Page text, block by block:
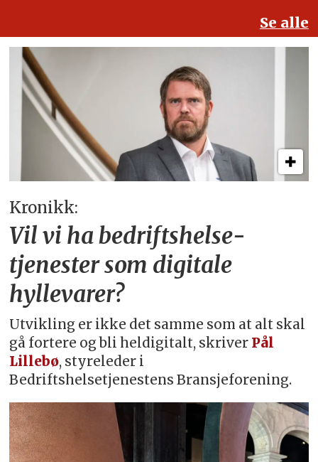
Se alle
Kronikk:
Vil vi ha bedriftshelse­
tjenester som digitale
hyllevarer?
Utvikling er ikke det samme som at alt skal
gå fortere og bli heldigitalt, skriver Pål
Lillebø, styreleder i
Bedriftshelsetjenestens Bransjeforening.